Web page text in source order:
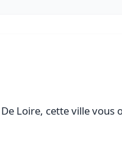
Loire, cette ville vous